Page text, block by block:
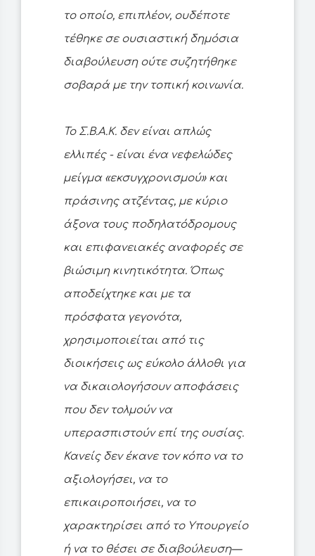
το οποίο, επιπλέον, ουδέποτε
τέθηκε σε ουσιαστική δημόσια
διαβούλευση ούτε συζητήθηκε
σοβαρά με την τοπική κοινωνία.
Το Σ.Β.Α.Κ. δεν είναι απλώς
ελλιπές - είναι ένα νεφελώδες
μείγμα «εκσυγχρονισμού» και
πράσινης ατζέντας, με κύριο
άξονα τους ποδηλατόδρομους
και επιφανειακές αναφορές σε
βιώσιμη κινητικότητα. Όπως
αποδείχτηκε και με τα
πρόσφατα γεγονότα,
χρησιμοποιείται από τις
διοικήσεις ως εύκολο άλλοθι για
να δικαιολογήσουν αποφάσεις
που δεν τολμούν να
υπερασπιστούν επί της ουσίας.
Κανείς δεν έκανε τον κόπο να το
αξιολογήσει, να το
επικαιροποιήσει, να το
χαρακτηρίσει από το Υπουργείο
ή να το θέσει σε διαβούλευση—